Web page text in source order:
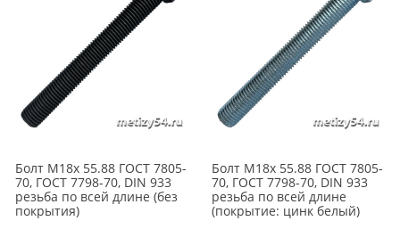
Болт М18х 55.88 ГОСТ 7805-
70, ГОСТ 7798-70, DIN 933
резьба по всей длине (без
покрытия)
Болт М18х 55.88 ГОСТ 7805-
70, ГОСТ 7798-70, DIN 933
резьба по всей длине
(покрытие: цинк белый)